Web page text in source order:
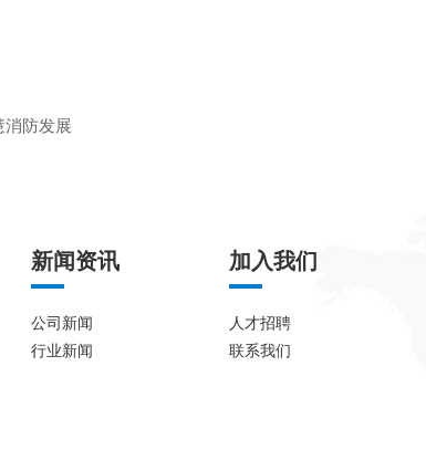
防发展
新闻资讯
公司新闻
行业新闻
加入我们
人才招聘
联系我们